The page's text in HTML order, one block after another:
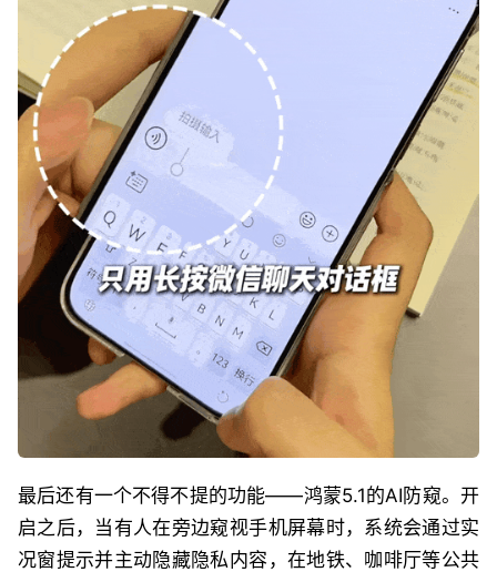
最后还有一个不得不提的功能——鸿蒙5.1的AI防窥。开
启之后，当有人在旁边窥视手机屏幕时，系统会通过实
况窗提示并主动隐藏隐私内容，在地铁、咖啡厅等公共